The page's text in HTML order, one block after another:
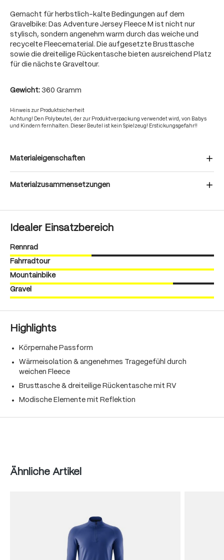
Gemacht für herbstlich-kalte Bedingungen auf dem
Gravelbike: Das Adventure Jersey Fleece M ist nicht nur
stylisch, sondern angenehm warm durch das weiche und
recycelte Fleecematerial. Die aufgesetzte Brusttasche
sowie die dreiteilige Rückentasche bieten ausreichend Platz
für die nächste Graveltour.
Gewicht: 360 Gramm
Hinweis zur Produktsicherheit
Achtung! Den Polybeutel, der zur Produktverpackung verwendet wird, von Babys
und Kindern fernhalten. Dieser Beutel ist kein Spielzeug! Erstickungsgefahr!!
Materialeigenschaften
Materialzusammensetzungen
Idealer Einsatzbereich
Rennrad
Fahrradtour
Mountainbike
Gravel
Highlights
Körpernahe Passform
Wärmeisolation & angenehmes Tragegefühl durch
weichen Fleece
Brusttasche & dreiteilige Rückentasche mit RV
Modische Elemente mit Reflektion
Produktgalerie überspringen
Ähnliche Artikel